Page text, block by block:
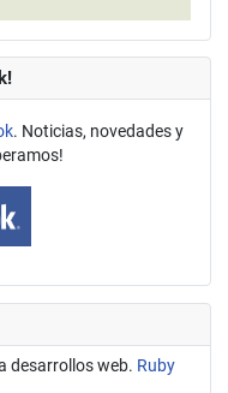
. Noticias, novedades y
desarrollos web. Ruby